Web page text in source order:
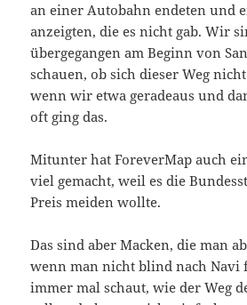
an einer Autobahn endeten und
anzeigten, die es nicht gab. Wir
übergegangen am Beginn von
schauen, ob sich dieser Weg
wenn wir etwa geradeaus und
oft ging das.
Mitunter hat ForeverMap auch
viel gemacht, weil es die
Preis meiden wollte.
Das sind aber Macken, die man
wenn man nicht blind nach Navi
immer mal schaut, wie der Weg